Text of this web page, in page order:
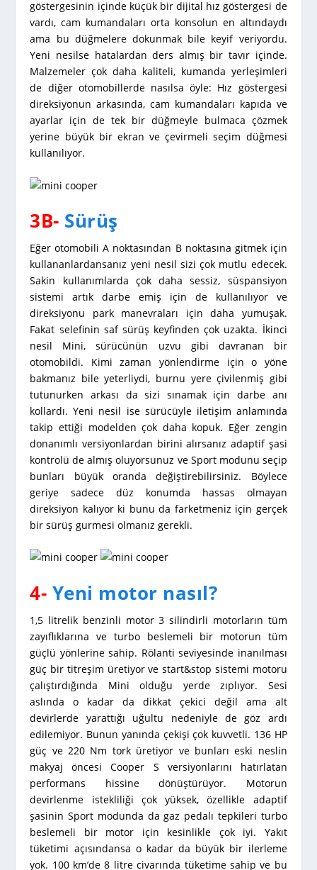
göstergesinin içinde küçük bir dijital hız göstergesi de
vardı, cam kumandaları orta konsolun en altındaydı
ama bu düğmelere dokunmak bile keyif veriyordu.
Yeni nesilse hatalardan ders almış bir tavır içinde.
Malzemeler çok daha kaliteli, kumanda yerleşimleri
de diğer otomobillerde nasılsa öyle: Hız göstergesi
direksiyonun arkasında, cam kumandaları kapıda ve
ayarlar için de tek bir düğmeyle bulmaca çözmek
yerine büyük bir ekran ve çevirmeli seçim düğmesi
kullanılıyor.
3B- Sürüş
Eğer otomobili A noktasından B noktasına gitmek için
kullananlardansanız yeni nesil sizi çok mutlu edecek.
Sakin kullanımlarda çok daha sessiz, süspansiyon
sistemi artık darbe emiş için de kullanılıyor ve
direksiyonu park manevraları için daha yumuşak.
Fakat selefinin saf sürüş keyfinden çok uzakta. İkinci
nesil Mini, sürücünün uzvu gibi davranan bir
otomobildi. Kimi zaman yönlendirme için o yöne
bakmanız bile yeterliydi, burnu yere çivilenmiş gibi
tutunurken arkası da sizi sınamak için darbe anı
kollardı. Yeni nesil ise sürücüyle iletişim anlamında
takip ettiği modelden çok daha kopuk. Eğer zengin
donanımlı versiyonlardan birini alırsanız adaptif şasi
kontrolü de almış oluyorsunuz ve Sport modunu seçip
bunları büyük oranda değiştirebilirsiniz. Böylece
geriye sadece düz konumda hassas olmayan
direksiyon kalıyor ki bunu da farketmeniz için gerçek
bir sürüş gurmesi olmanız gerekli.
4- Yeni motor nasıl?
1,5 litrelik benzinli motor 3 silindirli motorların tüm
zayıflıklarına ve turbo beslemeli bir motorun tüm
güçlü yönlerine sahip. Rölanti seviyesinde inanılması
güç bir titreşim üretiyor ve start&stop sistemi motoru
çalıştırdığında Mini olduğu yerde zıplıyor. Sesi
aslında o kadar da dikkat çekici değil ama alt
devirlerde yarattığı uğultu nedeniyle de göz ardı
edilemiyor. Bunun yanında çekişi çok kuvvetli. 136 HP
güç ve 220 Nm tork üretiyor ve bunları eski neslin
makyaj öncesi Cooper S versiyonlarını hatırlatan
performans hissine dönüştürüyor. Motorun
devirlenme istekliliği çok yüksek, özellikle adaptif
şasinin Sport modunda da gaz pedalı tepkileri turbo
beslemeli bir motor için kesinlikle çok iyi. Yakıt
tüketimi açısındansa o kadar da büyük bir ilerleme
yok. 100 km’de 8 litre civarında tüketime sahip ve bu